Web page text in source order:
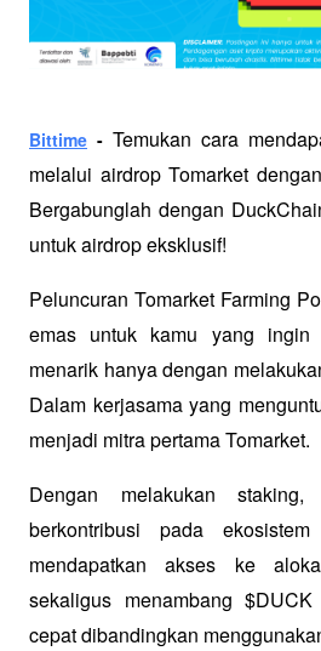
Bittime - Temukan cara
melalui airdrop Tomarket
Bergabunglah dengan
untuk airdrop eksklusif!
Peluncuran Tomarket Farming
emas untuk kamu yang ingin
menarik hanya dengan
Dalam kerjasama yang
menjadi mitra pertama Tomarket.
Dengan melakukan
berkontribusi pada
mendapatkan akses ke
sekaligus menambang
cepat dibandingkan